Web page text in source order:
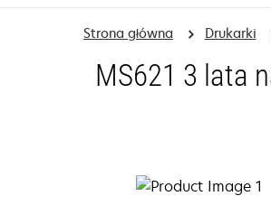
Strona główna Drukarki
MS621 3 lata